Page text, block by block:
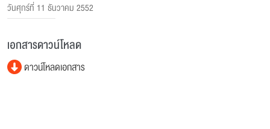
วันศุกร์ที่ 11 ธันวาคม 2552
เอกสารดาวน์โหลด
ดาวน์โหลดเอกสาร